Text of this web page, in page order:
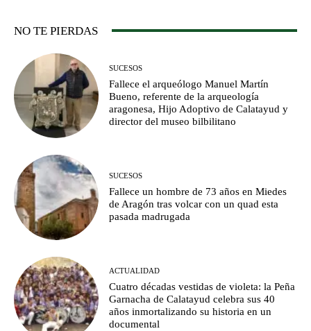
NO TE PIERDAS
SUCESOS
Fallece el arqueólogo Manuel Martín
Bueno, referente de la arqueología
aragonesa, Hijo Adoptivo de Calatayud y
director del museo bilbilitano
SUCESOS
Fallece un hombre de 73 años en Miedes
de Aragón tras volcar con un quad esta
pasada madrugada
ACTUALIDAD
Cuatro décadas vestidas de violeta: la Peña
Garnacha de Calatayud celebra sus 40
años inmortalizando su historia en un
documental